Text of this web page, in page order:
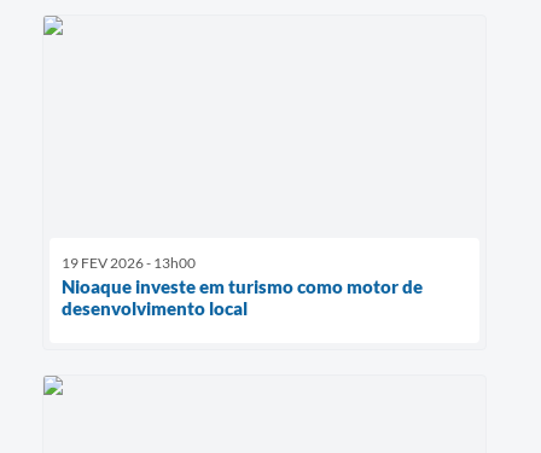
19 FEV 2026 - 13h00
Nioaque investe em turismo como motor de
desenvolvimento local